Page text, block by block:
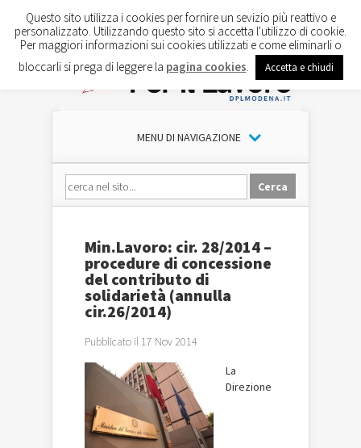
MENU DI NAVIGAZIONE
Min.Lavoro: cir. 28/2014 –
procedure di concessione
del contributo di
solidarietà (annulla
cir.26/2014)
Pubblicato il 17 Nov 2014
La
Direzione
Questo sito utilizza i cookies per fornire un sevizio più reattivo e
personalizzato. Utilizzando questo sito si accetta l'utilizzo di cookie.
Per maggiori informazioni sui cookies utilizzati e come eliminarli o
bloccarli si prega di leggere la pagina cookies Accetta e chiudi